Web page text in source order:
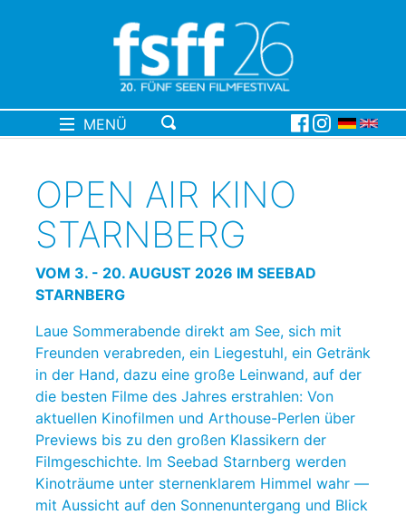
MENÜ
OPEN AIR KINO
STARNBERG
VOM 3. - 20. AUGUST 2026 IM SEEBAD
STARNBERG
Laue Sommerabende direkt am See, sich mit
Freunden verabreden, ein Liegestuhl, ein Getränk
in der Hand, dazu eine große Leinwand, auf der
die besten Filme des Jahres erstrahlen: Von
aktuellen Kinofilmen und Arthouse-Perlen über
Previews bis zu den großen Klassikern der
Filmgeschichte. Im Seebad Starnberg werden
Kinoträume unter sternenklarem Himmel wahr ―
mit Aussicht auf den Sonnenuntergang und Blick